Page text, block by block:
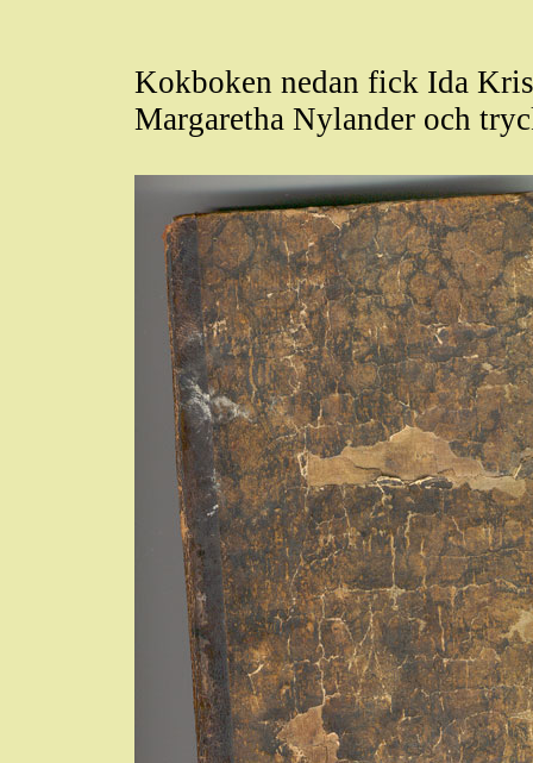
Kokboken nedan fick Ida
Margaretha Nylander och